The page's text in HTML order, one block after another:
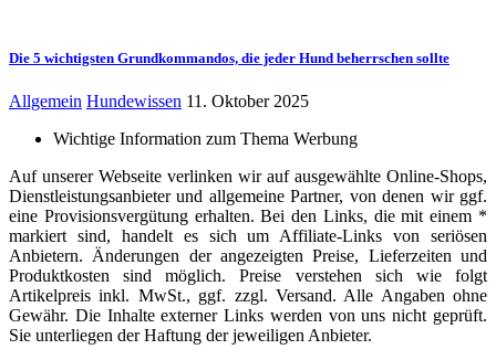
Die 5 wichtigsten Grundkommandos, die jeder Hund beherrschen sollte
Allgemein Hundewissen 11. Oktober 2025
Wichtige Information zum Thema Werbung
Auf unserer Webseite verlinken wir auf ausgewählte Online-Shops,
Dienstleistungsanbieter und allgemeine Partner, von denen wir ggf.
eine Provisionsvergütung erhalten. Bei den Links, die mit einem *
markiert sind, handelt es sich um Affiliate-Links von seriösen
Anbietern. Änderungen der angezeigten Preise, Lieferzeiten und
Produktkosten sind möglich. Preise verstehen sich wie folgt
Artikelpreis inkl. MwSt., ggf. zzgl. Versand. Alle Angaben ohne
Gewähr. Die Inhalte externer Links werden von uns nicht geprüft.
Sie unterliegen der Haftung der jeweiligen Anbieter.